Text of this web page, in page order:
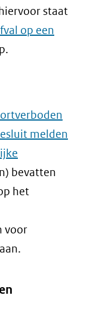
staat
op een
melden
bevatten
het
voor